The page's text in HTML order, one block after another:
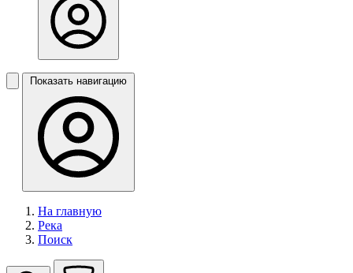
Показать навигацию
На главную
Река
Поиск